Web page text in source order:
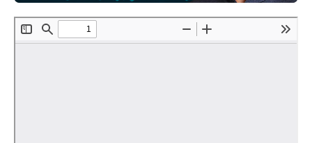
Нормативные документы
Диссертационный совет